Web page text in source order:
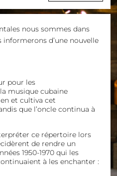
nous sommes dans
d’une nouvelle
pour les
musique cubaine
et cultiva cet
que l’oncle continua à
ce répertoire lors
de rendre un
1950-1970 qui les
à les enchanter :